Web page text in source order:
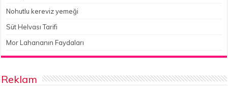
Nohutlu kereviz yemeği
Süt Helvası Tarifi
Mor Lahananın Faydaları
Reklam